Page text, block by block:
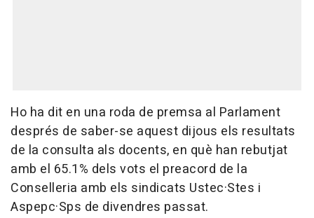
Ho ha dit en una roda de premsa al Parlament
després de saber-se aquest dijous els resultats
de la consulta als docents, en què han rebutjat
amb el 65.1% dels vots el preacord de la
Conselleria amb els sindicats Ustec·Stes i
Aspepc·Sps de divendres passat.